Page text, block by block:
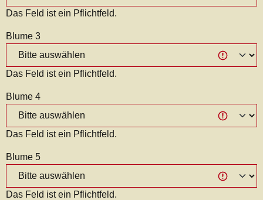
Das Feld ist ein Pflichtfeld.
Blume 3
Das Feld ist ein Pflichtfeld.
Blume 4
Das Feld ist ein Pflichtfeld.
Blume 5
Das Feld ist ein Pflichtfeld.